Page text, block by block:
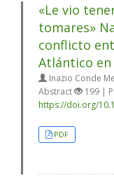
«Le vio
tomares»
conflicto
Atlántico en
Inazio Conde
Abstract
199 |
https://doi.org/
PDF